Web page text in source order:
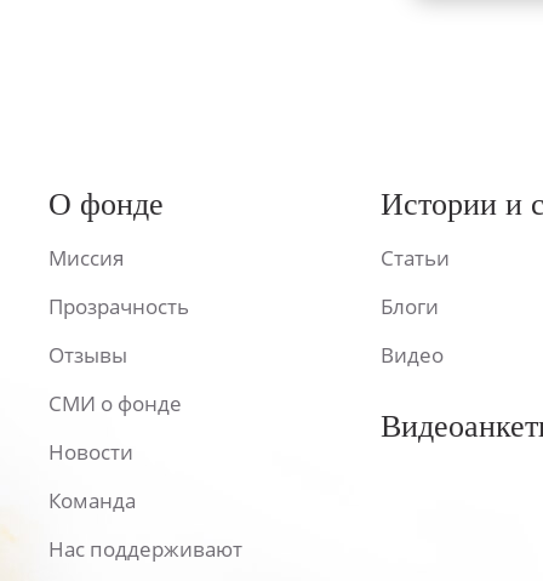
О фонде
Миссия
Прозрачность
Отзывы
СМИ о фонде
Новости
Команда
Нас поддерживают
Истории и
Статьи
Блоги
Видео